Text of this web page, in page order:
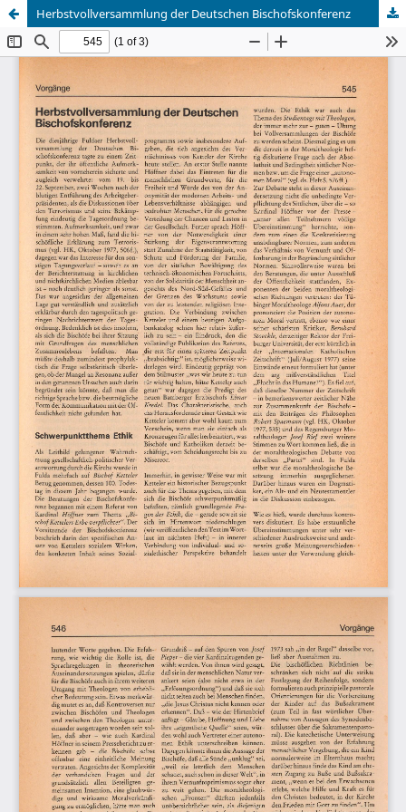
Herbstvollversammlung der Deutschen Bischofskonferenz